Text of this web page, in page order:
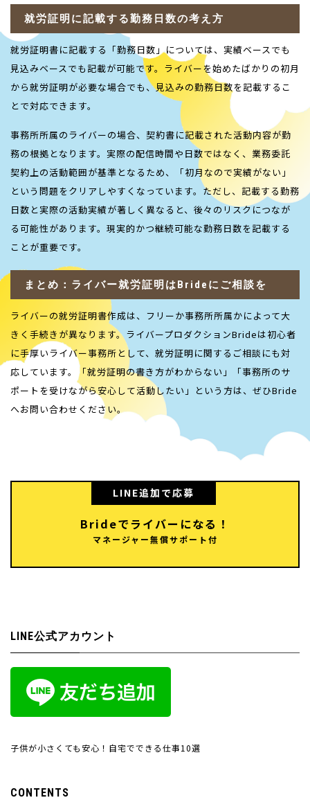
就労証明に記載する勤務日数の考え方
就労証明書に記載する「勤務日数」については、実績ベースでも
見込みベースでも記載が可能です。ライバーを始めたばかりの初月
から就労証明が必要な場合でも、見込みの勤務日数を記載するこ
とで対応できます。
事務所所属のライバーの場合、契約書に記載された活動内容が勤
務の根拠となります。実際の配信時間や日数ではなく、業務委託
契約上の活動範囲が基準となるため、「初月なので実績がない」
という問題をクリアしやすくなっています。ただし、記載する勤務
日数と実際の活動実績が著しく異なると、後々のリスクにつなが
る可能性があります。現実的かつ継続可能な勤務日数を記載する
ことが重要です。
まとめ：ライバー就労証明はBrideにご相談を
ライバーの就労証明書作成は、フリーか事務所所属かによって大
きく手続きが異なります。ライバープロダクションBrideは初心者
に手厚いライバー事務所として、就労証明に関するご相談にも対
応しています。「就労証明の書き方がわからない」「事務所のサ
ポートを受けながら安心して活動したい」という方は、ぜひBride
へお問い合わせください。
LINE追加で応募
Brideでライバーになる！
マネージャー無償サポート付
LINE公式アカウント
子供が小さくても安心！自宅でできる仕事10選
CONTENTS